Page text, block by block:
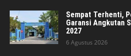
Sempat Terhenti,
Garansi Angkutan
2027
6 Agustus 2026